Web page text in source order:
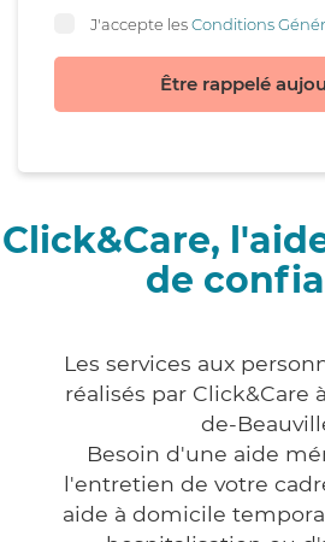
J'accepte lesConditions
Être rappelé
Click&Care,
de
Les services aux
réalisés par Click&Care
de-
Besoin d'une aide
l'entretien de votre
aide à domicile